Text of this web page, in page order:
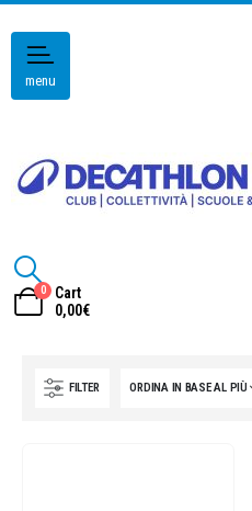
menu
0
Cart
0,00€
FILTER